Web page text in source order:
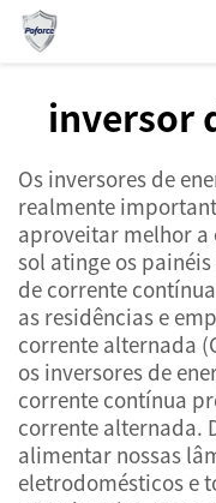
Produtos
Serviços
Notícias
Contacte-nos
inversor
Os inversores de
realmente
aproveitar melhor a
sol atinge os
de corrente
as residências e
corrente alternada
os inversores de
corrente contínua
corrente alternada.
alimentar nossas
eletrodomésticos e